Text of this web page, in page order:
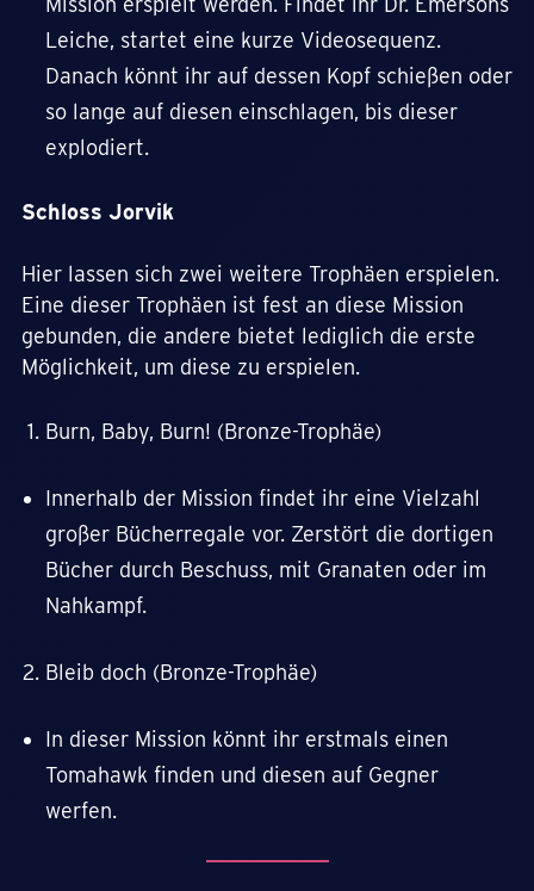
Leiche, startet eine kurze Videosequenz.
Danach könnt ihr auf dessen Kopf schießen oder
so lange auf diesen einschlagen, bis dieser
explodiert.
Schloss Jorvik
Hier lassen sich zwei weitere Trophäen erspielen.
Eine dieser Trophäen ist fest an diese Mission
gebunden, die andere bietet lediglich die erste
Möglichkeit, um diese zu erspielen.
Burn, Baby, Burn! (Bronze-Trophäe)
Innerhalb der Mission findet ihr eine Vielzahl
großer Bücherregale vor. Zerstört die dortigen
Bücher durch Beschuss, mit Granaten oder im
Nahkampf.
Bleib doch (Bronze-Trophäe)
In dieser Mission könnt ihr erstmals einen
Tomahawk finden und diesen auf Gegner
werfen.